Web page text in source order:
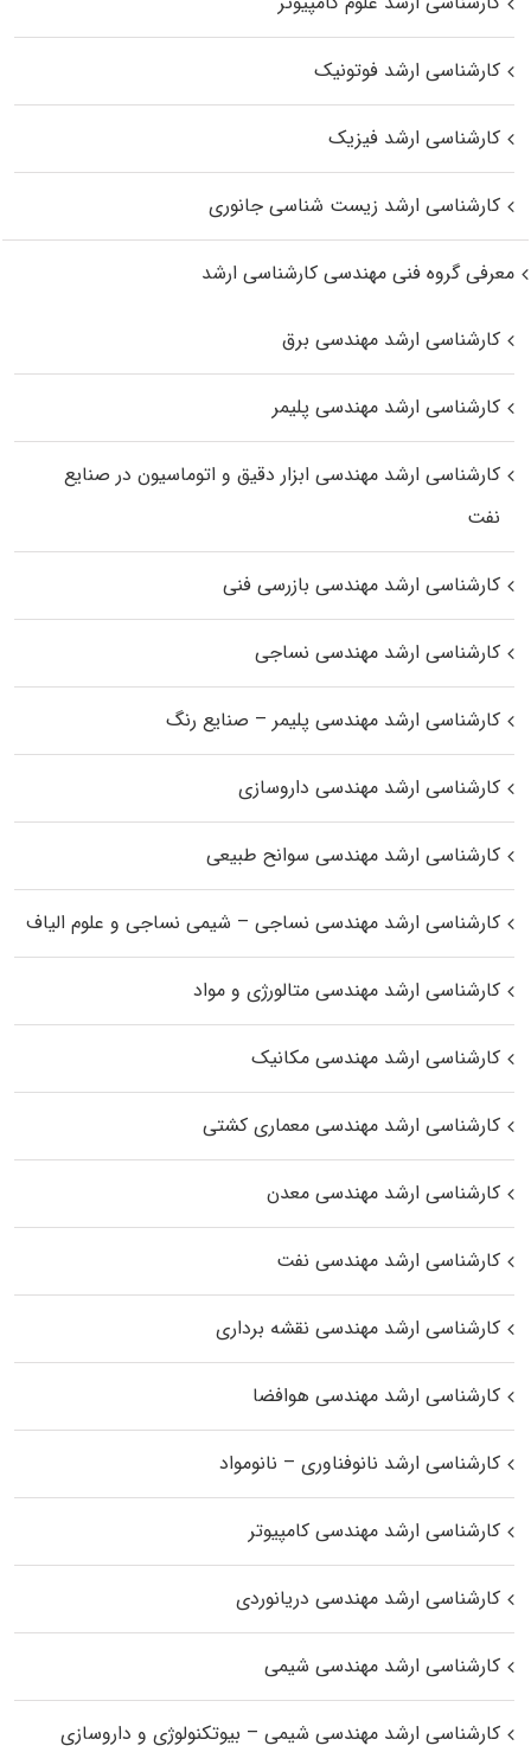
کارشناسی ارشد فوتونیک
کارشناسی ارشد فیزیک
کارشناسی ارشد زیست‌ شناسی جانوری
معرفی گروه فنی مهندسی کارشناسی ارشد
کارشناسی ارشد مهندسی برق
کارشناسی ارشد مهندسی پلیمر
کارشناسی ارشد مهندسی ابزار دقیق و اتوماسیون در صنایع
نفت
کارشناسی ارشد مهندسی بازرسی فنی
کارشناسی ارشد مهندسی نساجی
کارشناسی ارشد مهندسی پلیمر – صنایع رنگ
کارشناسی ارشد مهندسی داروسازی
کارشناسی ارشد مهندسی سوانح طبیعی
کارشناسی ارشد مهندسی نساجی – شیمی نساجی و علوم الیاف
کارشناسی ارشد مهندسی متالورژی و مواد
کارشناسی ارشد مهندسی مکانیک
کارشناسی ارشد مهندسی معماری کشتی
کارشناسی ارشد مهندسی معدن
کارشناسی ارشد مهندسی نفت
کارشناسی ارشد مهندسی نقشه برداری
کارشناسی ارشد مهندسی هوافضا
کارشناسی ارشد نانوفناوری – نانومواد
کارشناسی ارشد مهندسی کامپیوتر
کارشناسی ارشد مهندسی دریانوردی
کارشناسی ارشد مهندسی شیمی
کارشناسی ارشد مهندسی شیمی – بیوتکنولوژی و داروسازی